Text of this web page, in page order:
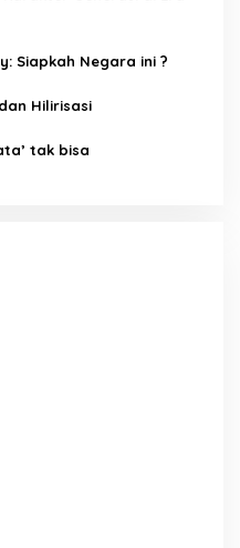
Siapkah Negara ini ?
Hilirisasi
tak bisa